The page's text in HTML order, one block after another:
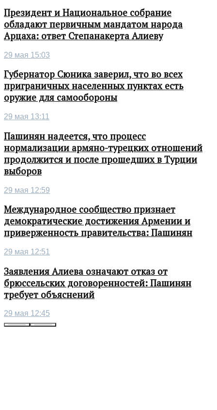
Президент и Национальное собрание
обладают первичным мандатом народа
Арцаха: ответ Степанакерта Алиеву
29 мая 15:03
Губернатор Сюника заверил, что во всех
приграничных населенных пунктах есть
оружие для самообороны
29 мая 13:11
Пашинян надеется, что процесс
нормализации армяно-турецких отношений
продолжится и после прошедших в Турции
выборов
29 мая 12:59
Международное сообщество признает
демократические достижения Армении и
приверженность правительства: Пашинян
29 мая 12:51
Заявления Алиева означают отказ от
брюссельских договоренностей: Пашинян
требует объяснений
29 мая 12:45